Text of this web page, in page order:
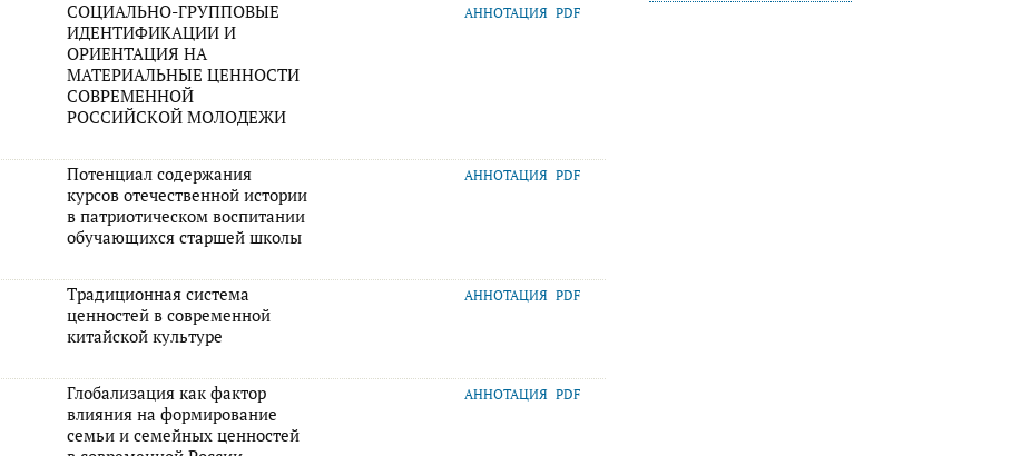
СОЦИАЛЬНО-ГРУППОВЫЕ
ИДЕНТИФИКАЦИИ И
ОРИЕНТАЦИЯ НА
МАТЕРИАЛЬНЫЕ ЦЕННОСТИ
СОВРЕМЕННОЙ
РОССИЙСКОЙ МОЛОДЕЖИ
АННОТАЦИЯ PDF
Потенциал содержания
курсов отечественной истории
в патриотическом воспитании
обучающихся старшей школы
АННОТАЦИЯ PDF
Традиционная система
ценностей в современной
китайской культуре
АННОТАЦИЯ PDF
Глобализация как фактор
влияния на формирование
семьи и семейных ценностей
АННОТАЦИЯ PDF